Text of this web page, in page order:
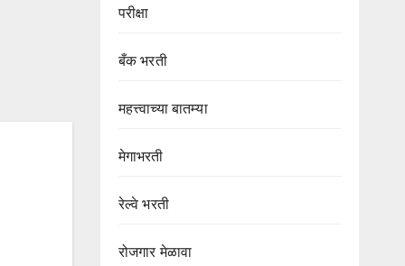
परीक्षा
बँक भरती
महत्त्वाच्या बातम्या
मेगाभरती
रेल्वे भरती
रोजगार मेळावा